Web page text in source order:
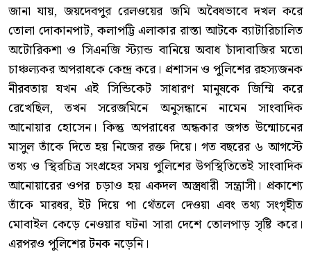
জানা যায়, জয়দেবপুর রেলওয়ের জমি অবৈধভাবে দখল করে
তোলা দোকানপাট, কলাপট্টি এলাকার রাস্তা আটকে ব্যাটারিচালিত
অটোরিকশা ও সিএনজি স্ট্যান্ড বানিয়ে অবাধ চাঁদাবাজির মতো
চাঞ্চল্যকর অপরাধকে কেন্দ্র করে। প্রশাসন ও পুলিশের রহস্যজনক
নীরবতায় যখন এই সিন্ডিকেট সাধারণ মানুষকে জিম্মি করে
রেখেছিল, তখন সরেজমিনে অনুসন্ধানে নামেন সাংবাদিক
আনোয়ার হোসেন। কিন্তু অপরাধের অন্ধকার জগত উন্মোচনের
মাসুল তাঁকে দিতে হয় নিজের রক্ত দিয়ে। গত বছরের ৬ আগস্টে
তথ্য ও স্থিরচিত্র সংগ্রহের সময় পুলিশের উপস্থিতিতেই সাংবাদিক
আনোয়ারের ওপর চড়াও হয় একদল অস্ত্রধারী সন্ত্রাসী। প্রকাশ্যে
তাঁকে মারধর, ইট দিয়ে পা থেঁতলে দেওয়া এবং তথ্য সংগৃহীত
মোবাইল কেড়ে নেওয়ার ঘটনা সারা দেশে তোলপাড় সৃষ্টি করে।
এরপরও পুলিশের টনক নড়েনি।